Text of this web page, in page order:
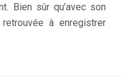
Bien sûr qu’avec son
retrouvée à enregistrer